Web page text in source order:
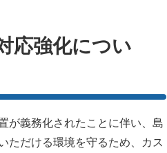
応強化につい
が義務化されたことに伴い、島
ただける環境を守るため、カス